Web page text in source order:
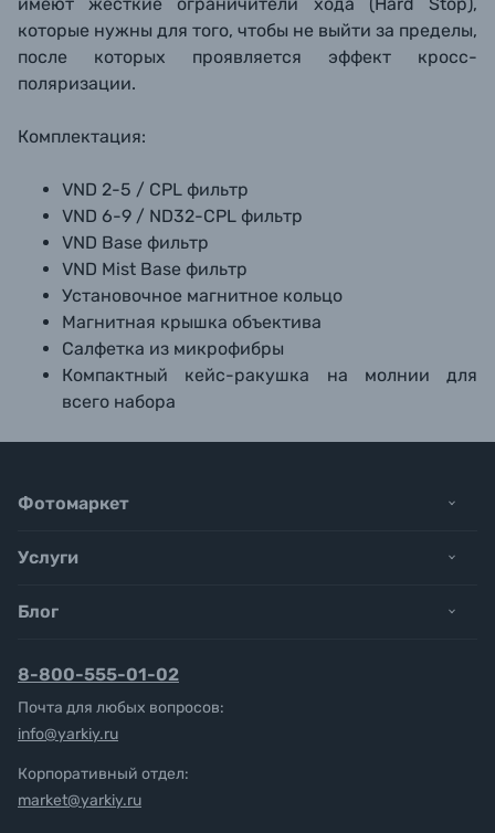
которые нужны для того, чтобы не выйти за пределы,
после которых проявляется эффект кросс-
поляризации.
Комплектация:
VND 2-5 / CPL фильтр
VND 6-9 / ND32-CPL фильтр
VND Base фильтр
VND Mist Base фильтр
Установочное магнитное кольцо
Магнитная крышка объектива
Салфетка из микрофибры
Компактный кейс-ракушка на молнии для
всего набора
Фотомаркет
Услуги
Блог
8-800-555-01-02
Почта для любых вопросов:
info@yarkiy.ru
Корпоративный отдел:
market@yarkiy.ru